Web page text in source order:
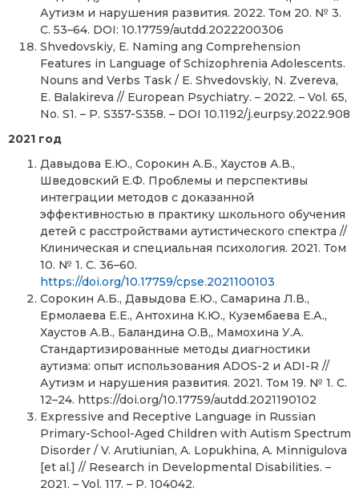
Аутизм и нарушения развития. 2022. Том 20. № 3.
С. 53–64. DOI: 10.17759/autdd.2022200306
Shvedovskiy, E. Naming ang Comprehension
Features in Language of Schizophrenia Adolescents.
Nouns and Verbs Task / E. Shvedovskiy, N. Zvereva,
E. Balakireva // European Psychiatry. – 2022. – Vol. 65,
No. S1. – P. S357-S358. – DOI 10.1192/j.eurpsy.2022.908
2021 год
Давыдова Е.Ю., Сорокин А.Б., Хаустов А.В.,
Шведовский Е.Ф. Проблемы и перспективы
интеграции методов с доказанной
эффективностью в практику школьного обучения
детей с расстройствами аутистического спектра //
Клиническая и специальная психология. 2021. Том
10. № 1. С. 36–60.
https://doi.org/10.17759/cpse.2021100103
Сорокин А.Б., Давыдова Е.Ю., Самарина Л.В.,
Ермолаева Е.Е., Антохина К.Ю., Кузембаева Е.А.,
Хаустов А.В., Баландина О.В,, Мамохина У.А.
Стандартизированные методы диагностики
аутизма: опыт использования ADOS-2 и ADI-R //
Аутизм и нарушения развития. 2021. Том 19. № 1. С.
12–24. https://doi.org/10.17759/autdd.2021190102
Expressive and Receptive Language in Russian
Primary-School-Aged Children with Autism Spectrum
Disorder / V. Arutiunian, A. Lopukhina, A. Minnigulova
[et al.] // Research in Developmental Disabilities. –
2021. – Vol. 117. – P. 104042.